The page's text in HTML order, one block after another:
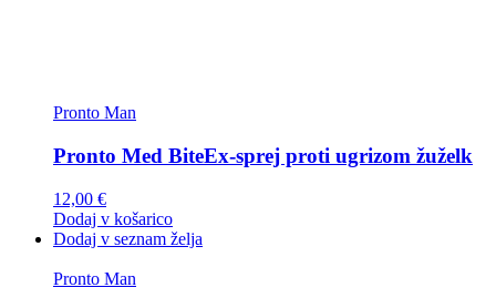
Pronto Man
Pronto Med BiteEx-sprej proti ugrizom žuželk
12,00 €
Dodaj v košarico
Dodaj v seznam želja
Pronto Man